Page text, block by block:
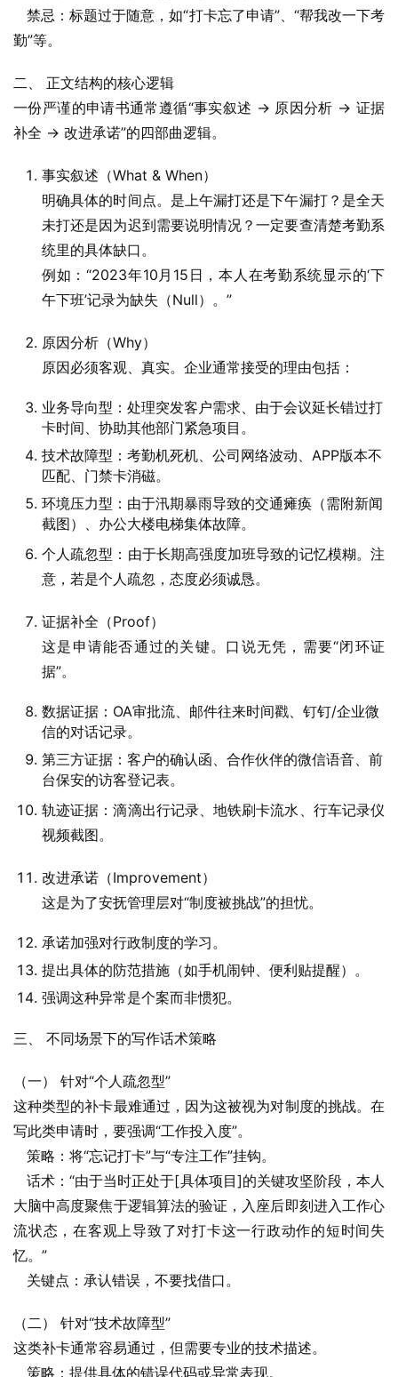
   禁忌：标题过于随意，如“打卡忘了申请”、“帮我改一下考
勤”等。
二、 正文结构的核心逻辑
一份严谨的申请书通常遵循“事实叙述 -> 原因分析 -> 证据
补全 -> 改进承诺”的四部曲逻辑。
事实叙述（What & When）
明确具体的时间点。是上午漏打还是下午漏打？是全天
未打还是因为迟到需要说明情况？一定要查清楚考勤系
统里的具体缺口。
例如：“2023年10月15日，本人在考勤系统显示的‘下
午下班’记录为缺失（Null）。”
原因分析（Why）
原因必须客观、真实。企业通常接受的理由包括：
业务导向型：处理突发客户需求、由于会议延长错过打
卡时间、协助其他部门紧急项目。
技术故障型：考勤机死机、公司网络波动、APP版本不
匹配、门禁卡消磁。
环境压力型：由于汛期暴雨导致的交通瘫痪（需附新闻
截图）、办公大楼电梯集体故障。
个人疏忽型：由于长期高强度加班导致的记忆模糊。注
意，若是个人疏忽，态度必须诚恳。
证据补全（Proof）
这是申请能否通过的关键。口说无凭，需要“闭环证
据”。
数据证据：OA审批流、邮件往来时间戳、钉钉/企业微
信的对话记录。
第三方证据：客户的确认函、合作伙伴的微信语音、前
台保安的访客登记表。
轨迹证据：滴滴出行记录、地铁刷卡流水、行车记录仪
视频截图。
改进承诺（Improvement）
这是为了安抚管理层对“制度被挑战”的担忧。
承诺加强对行政制度的学习。
提出具体的防范措施（如手机闹钟、便利贴提醒）。
强调这种异常是个案而非惯犯。
三、 不同场景下的写作话术策略
（一） 针对“个人疏忽型”
这种类型的补卡最难通过，因为这被视为对制度的挑战。在
写此类申请时，要强调“工作投入度”。
   策略：将“忘记打卡”与“专注工作”挂钩。
   话术：“由于当时正处于[具体项目]的关键攻坚阶段，本人
大脑中高度聚焦于逻辑算法的验证，入座后即刻进入工作心
流状态，在客观上导致了对打卡这一行政动作的短时间失
忆。”
   关键点：承认错误，不要找借口。
（二） 针对“技术故障型”
这类补卡通常容易通过，但需要专业的技术描述。
   策略：提供具体的错误代码或异常表现。